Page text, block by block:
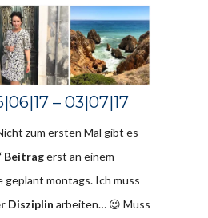
– 03|07|17
zum ersten Mal gibt es
Beitragerst an einem
montags. Ich muss
Disziplin arbeiten… 😉 Muss